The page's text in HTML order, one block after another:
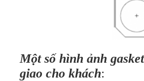
Một số hình ảnh
giao cho khách: